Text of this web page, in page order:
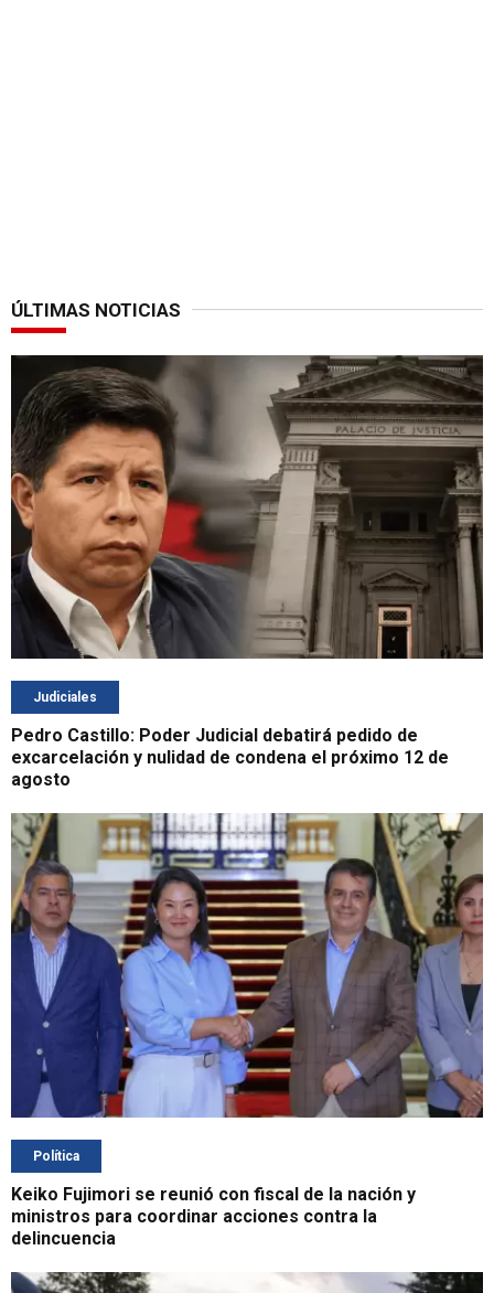
ÚLTIMAS NOTICIAS
Judiciales
Pedro Castillo: Poder Judicial debatirá pedido de
excarcelación y nulidad de condena el próximo 12 de
agosto
Política
Keiko Fujimori se reunió con fiscal de la nación y
ministros para coordinar acciones contra la
delincuencia